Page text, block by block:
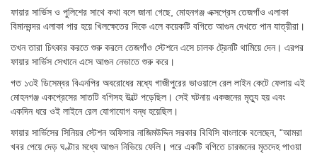
ফায়ার সার্ভিস ও পুলিশের সাথে কথা বলে জানা গেছে, মোহনগঞ্জ এক্সপ্রেস তেজগাঁও এলাকা
বিমানবন্দর এলাকা পার হয়ে খিলক্ষেতের দিকে এলে কয়েকটি বগিতে আগুন দেখতে পান যাত্রীরা।
তখন তারা চিৎকার করতে শুরু করলে তেজগাঁও স্টেশনে এসে চালক ট্রেনটি থামিয়ে দেন। এরপর
ফায়ার সার্ভিস সেখানে এসে আগুন নেভাতে শুরু করে।
গত ১৩ই ডিসেম্বর বিএনপির অবরোধের মধ্যে গাজীপুরের ভাওয়ালে রেল লাইন কেটে ফেলায় এই
মোহনগঞ্জ একপ্রেসের সাতটি বগিসহ উল্টে পড়েছিল। সেই ঘটনায় একজনের মৃত্যু হয় এবং
একদিন ধরে ওই লাইনে রেল যোগাযোগ বন্ধ হয়েছিল।
ফায়ার সার্ভিসের সিনিয়র স্টেশন অফিসার নাজিমউদ্দিন সরকার বিবিসি বাংলাকে বলেছেন, “আমরা
খবর পেয়ে দেড় ঘণ্টার মধ্যে আগুন নিভিয়ে ফেলি। পরে একটি বগিতে চারজনের মৃতদেহ পাওয়া